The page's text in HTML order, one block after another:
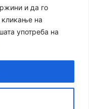
и да го
кликање на
употреба на